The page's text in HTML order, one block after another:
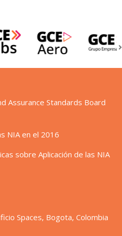
Assurance Standards Board
NIA en el 2016
sobre Aplicación de las NIA
Spaces, Bogota, Colombia